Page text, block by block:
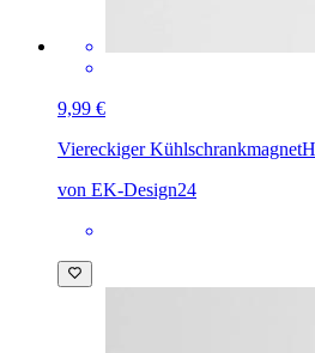
9,99 €
Viereckiger Kühlschrankmagnet
von EK-Design24